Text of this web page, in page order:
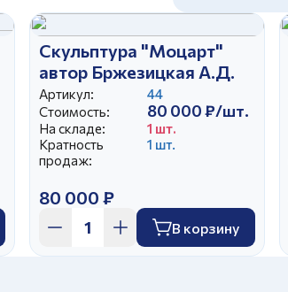
Скульптура "Моцарт"
автор Бржезицкая А.Д.
Артикул:
44
Стоимость:
80 000 ₽/шт.
На складе:
1 шт.
Кратность
продаж:
1 шт.
80 000 ₽
В корзину